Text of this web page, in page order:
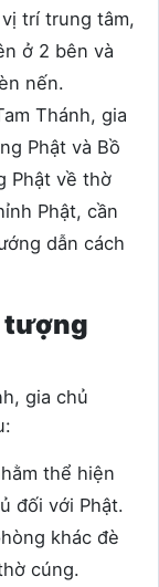
trí trung tâm,
ở 2 bên và
nến.
Thánh, gia
Phật và Bồ
Phật về thờ
Phật, cần
dẫn cách
tượng
gia chủ
thể hiện
đối với Phật.
khác đè
cúng.